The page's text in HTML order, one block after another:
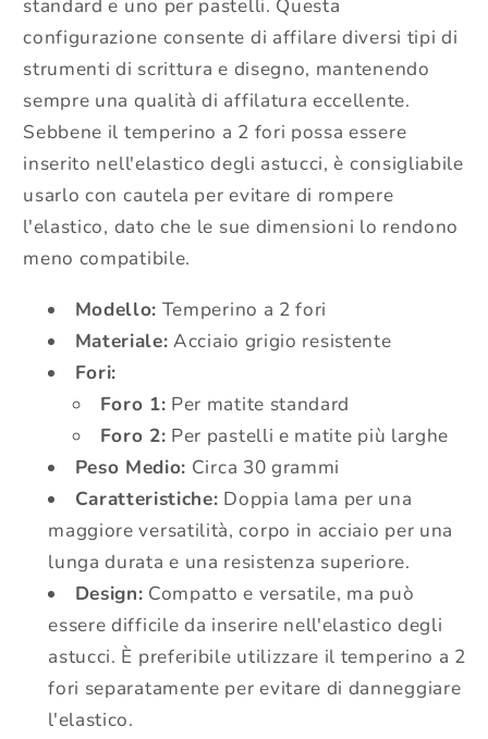
standard e uno per pastelli. Questa
configurazione consente di affilare diversi tipi di
strumenti di scrittura e disegno, mantenendo
sempre una qualità di affilatura eccellente.
Sebbene il temperino a 2 fori possa essere
inserito nell'elastico degli astucci, è consigliabile
usarlo con cautela per evitare di rompere
l'elastico, dato che le sue dimensioni lo rendono
meno compatibile.
Modello: Temperino a 2 fori
Materiale: Acciaio grigio resistente
Fori:
Foro 1: Per matite standard
Foro 2: Per pastelli e matite più larghe
Peso Medio: Circa 30 grammi
Caratteristiche: Doppia lama per una
maggiore versatilità, corpo in acciaio per una
lunga durata e una resistenza superiore.
Design: Compatto e versatile, ma può
essere difficile da inserire nell'elastico degli
astucci. È preferibile utilizzare il temperino a 2
fori separatamente per evitare di danneggiare
l'elastico.